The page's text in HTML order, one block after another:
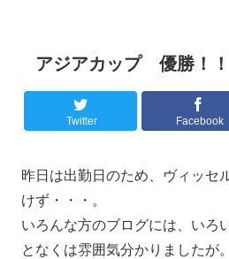
アジアカップ 優勝！！
Twitter Facebook
昨日は出勤日のため、ヴィッセ
けず・・・。
いろんな方のブログには、いろ
となくは雰囲気分かりましたが